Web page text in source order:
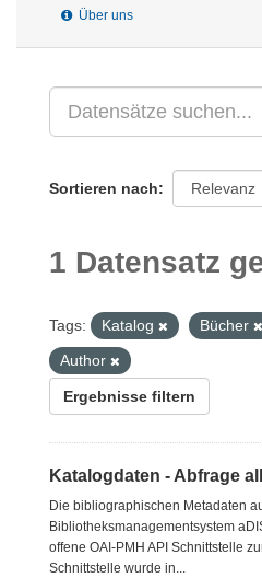
Über uns
Sortieren nach
1 Datensatz
Tags: Katalog Bücher
Author
Ergebnisse filtern
Katalogdaten - Abfrage
Die bibliographischen Metadaten
Bibliotheksmanagementsystem
offene OAI-PMH API Schnittstelle
Schnittstelle wurde in...